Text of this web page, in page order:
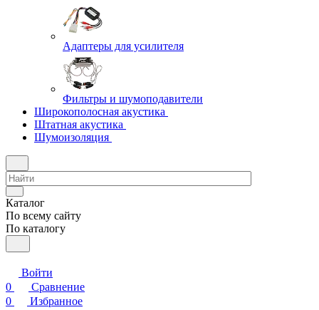
Адаптеры для усилителя
Фильтры и шумоподавители
Широкополосная акустика
Штатная акустика
Шумоизоляция
Каталог
По всему сайту
По каталогу
Войти
0
Сравнение
0
Избранное